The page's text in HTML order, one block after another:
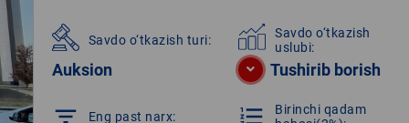
Savdo o‘tkazish turi:
Auksion
Savdo o‘tkazish
uslubi:
Tushirib borish
filter_list Eng past narx: format_list_numbered
Birinchi qadam